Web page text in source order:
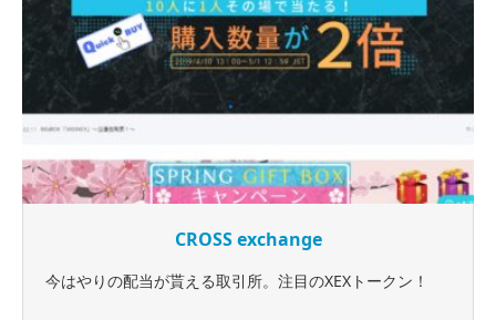
CROSS exchange
今はやりの配当が貰える取引所。注目のXEXトークン！